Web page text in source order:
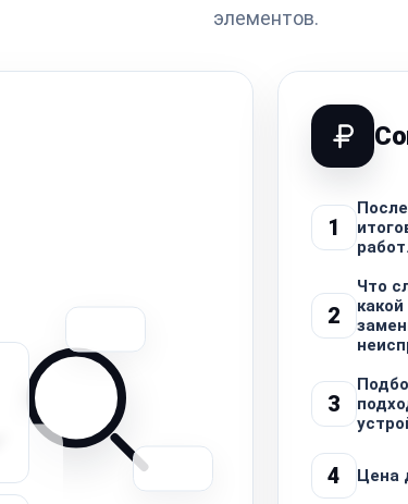
элементов.
1
работ.
2
Что
3
4 Цена